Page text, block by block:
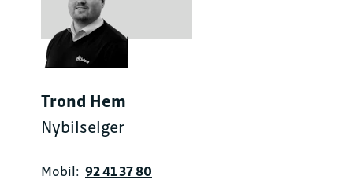
Trond Hem
Nybilselger
Mobil: 92 41 37 80